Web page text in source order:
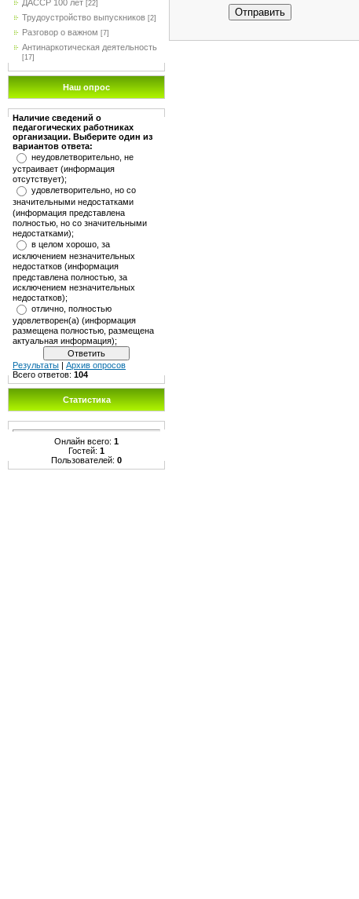
ДАССР 100 лет [22]
Трудоустройство выпускников [2]
Разговор о важном [7]
Антинаркотическая деятельность
[17]
Наш опрос
Наличие сведений о
педагогических работниках
организации. Выберите один из
вариантов ответа:
неудовлетворительно, не
устраивает (информация
отсутствует);
удовлетворительно, но со
значительными недостатками
(информация представлена
полностью, но со значительными
недостатками);
в целом хорошо, за
исключением незначительных
недостатков (информация
представлена полностью, за
исключением незначительных
недостатков);
отлично, полностью
удовлетворен(а) (информация
размещена полностью, размещена
актуальная информация);
Результаты | Архив опросов
Всего ответов: 104
Статистика
Онлайн всего: 1
Гостей: 1
Пользователей: 0
Отправить